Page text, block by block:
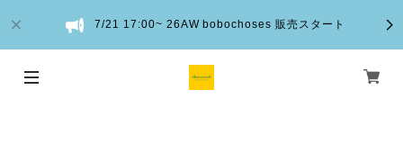
7/21 17:00~ 26AW bobochoses 販売スタート